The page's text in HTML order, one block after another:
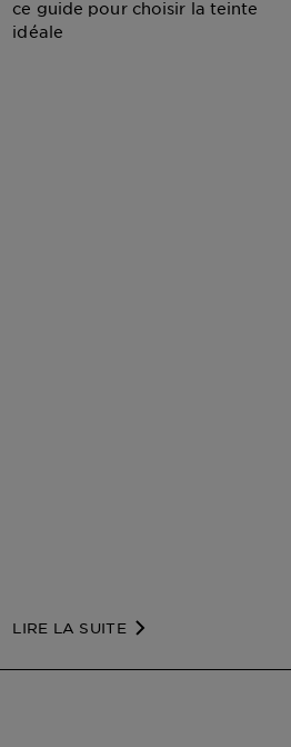
ce guide pour choisir la teinte
idéale
LIRE LA SUITE